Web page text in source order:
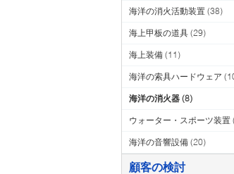
海洋の消火活動装置 (38)
海上甲板の道具 (29)
海上装備 (11)
海洋の索具ハードウェア
海洋の消火器 (8)
ウォーター・スポーツ装置
海洋の音響設備 (20)
顧客の検討